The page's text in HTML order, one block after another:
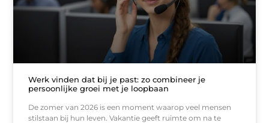
Werk vinden dat bij je past: zo combineer je
persoonlijke groei met je loopbaan
De zomer van 2026 is een moment waarop veel mensen
stilstaan bij hun leven. Vakantie geeft ruimte om na te